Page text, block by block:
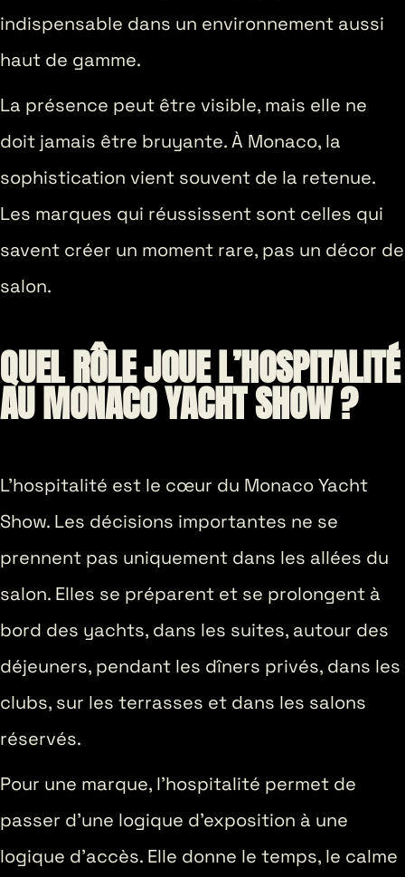
indispensable dans un environnement aussi
haut de gamme.
La présence peut être visible, mais elle ne
doit jamais être bruyante. À Monaco, la
sophistication vient souvent de la retenue.
Les marques qui réussissent sont celles qui
savent créer un moment rare, pas un décor de
salon.
QUEL RÔLE JOUE L’HOSPITALITÉ
AU MONACO YACHT SHOW ?
L’hospitalité est le cœur du Monaco Yacht
Show. Les décisions importantes ne se
prennent pas uniquement dans les allées du
salon. Elles se préparent et se prolongent à
bord des yachts, dans les suites, autour des
déjeuners, pendant les dîners privés, dans les
clubs, sur les terrasses et dans les salons
réservés.
Pour une marque, l’hospitalité permet de
passer d’une logique d’exposition à une
logique d’accès. Elle donne le temps, le calme